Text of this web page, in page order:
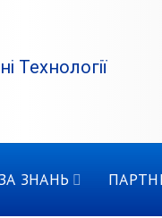
Технології
ЗНАНЬ